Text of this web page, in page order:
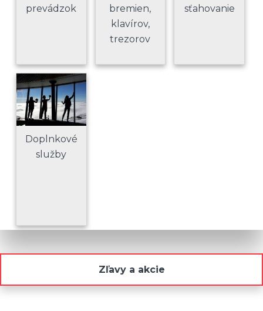
prevádzok
bremien,
klavírov,
trezorov
sťahovanie
Doplnkové
služby
Zľavy a akcie